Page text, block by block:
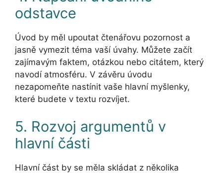
odstavce
Úvod by měl upoutat čtenářovu pozornost a
jasně vymezit téma vaší úvahy. Můžete začít
zajímavým faktem, otázkou nebo citátem, který
navodí atmosféru. V závěru úvodu
nezapomeňte nastínit vaše hlavní myšlenky,
které budete v textu rozvíjet.
5. Rozvoj argumentů v
hlavní části
Hlavní část by se měla skládat z několika